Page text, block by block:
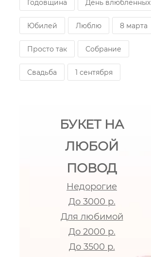
Годовщина День влюбленных
Юбилей Люблю 8 марта
Просто так Собрание
Свадьба 1 сентября
БУКЕТ НА
ЛЮБОЙ
ПОВОД
Недорогие
До 3000 р.
Для любимой
До 2000 р.
До 3500 р.